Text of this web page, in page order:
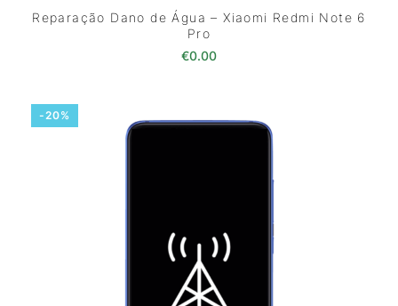
Reparação Dano de Água – Xiaomi Redmi Note 6
Pro
€0.00
-20%